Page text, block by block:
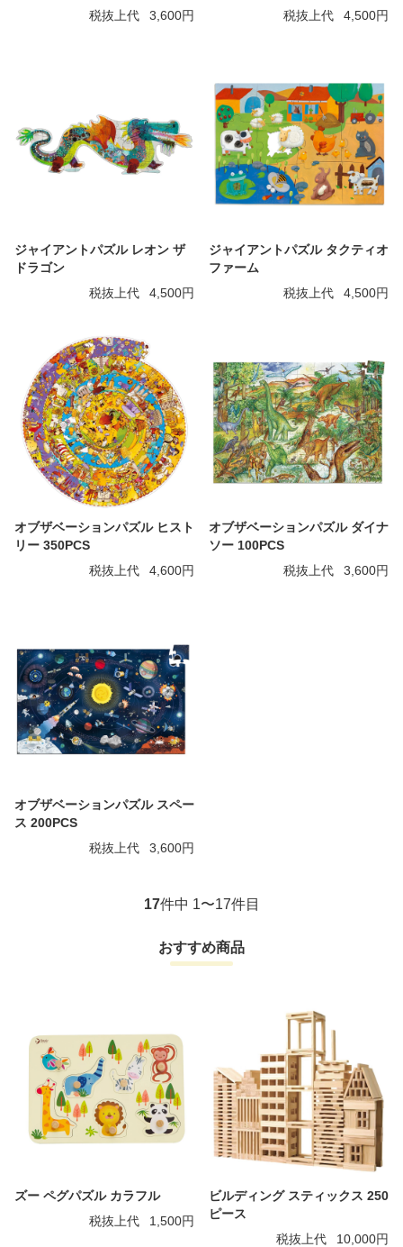
税抜上代 3,600円 税抜上代 4,500円
ジャイアントパズル レオン ザ
ドラゴン
税抜上代
4,500円
ジャイアントパズル タクティオ
ファーム
税抜上代
4,500円
オブザベーションパズル ヒスト
リー 350PCS
税抜上代
4,600円
オブザベーションパズル ダイナ
ソー 100PCS
税抜上代
3,600円
オブザベーションパズル スペー
ス 200PCS
税抜上代
3,600円
17件中 1〜17件目
おすすめ商品
ズー ペグパズル カラフル
税抜上代
1,500円
ビルディング スティックス 250
ピース
税抜上代
10,000円